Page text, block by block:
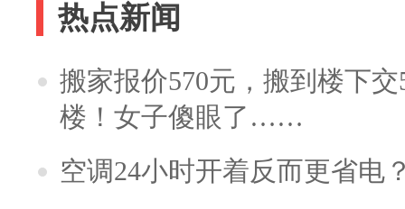
热点新闻
搬家报价570元，搬到楼下
楼！女子傻眼了……
空调24小时开着反而更省电